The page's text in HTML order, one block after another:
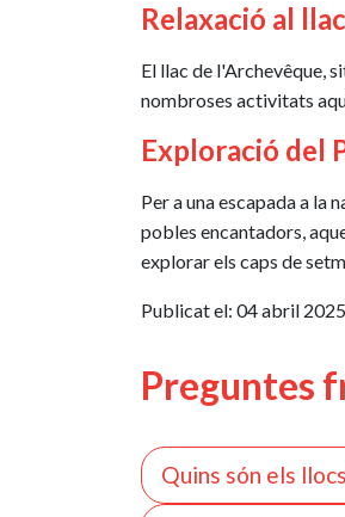
Relaxació al
El llac de l'Archevêque,
nombroses activitats
Exploració del
Per a una escapada a la
pobles encantadors,
explorar els caps de
Publicat el: 04 abril 2025
Preguntes
Quins són els